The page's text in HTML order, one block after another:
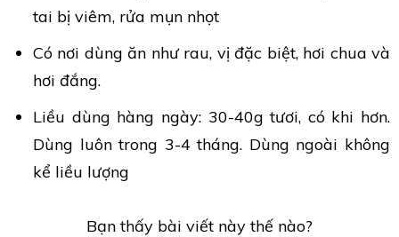
tai bị viêm, rửa mụn nhọt
Có nơi dùng ăn như rau, vị đặc biệt, hơi chua và
hơi đắng.
Liều dùng hàng ngày: 30-40g tươi, có khi hơn.
Dùng luôn trong 3-4 tháng. Dùng ngoài không
kể liều lượng
Bạn thấy bài viết này thế nào?